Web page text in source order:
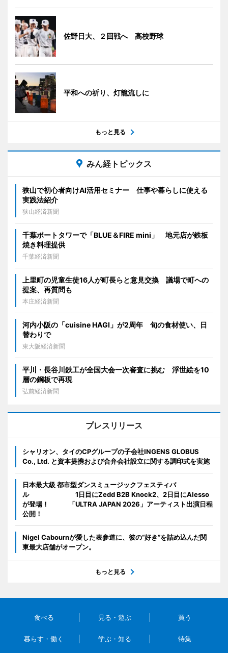
佐野日大、２回戦へ 高校野球
平和への祈り、灯籠流しに
もっと見る
みん経トピックス
狭山で初心者向けAI活用セミナー 仕事や暮らしに使える
実践法紹介
狭山経済新聞
千葉ポートタワーで「BLUE＆FIRE mini」 地元店が鉄板
焼き料理提供
千葉経済新聞
上里町の児童生徒16人が町長らと意見交換 議場で町への
提案、再質問も
本庄経済新聞
河内小阪の「cuisine HAGI」が2周年 旬の食材使い、日
替わりで
東大阪経済新聞
平川・長谷川鉄工が全国大会一次審査に挑む 浮世絵を10
層の鋼板で再現
弘前経済新聞
プレスリリース
シャリオン、タイのCPグループの子会社INGENS GLOBUS
Co., Ltd. と資本提携および合弁会社設立に関する調印式を実施
日本最大級 都市型ダンスミュージックフェスティバ
ル 1日目にZedd B2B Knock2、2日目にAlesso
が登場！ 「ULTRA JAPAN 2026」アーティスト出演日程
公開！
Nigel Cabournが愛した表参道に、彼の“好き”を詰め込んだ関
東最大店舗がオープン。
もっと見る
食べる 見る・遊ぶ 買う
暮らす・働く 学ぶ・知る 特集